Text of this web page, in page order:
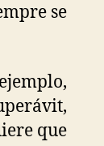
se
que